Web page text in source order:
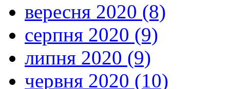
вересня 2020 (8)
серпня 2020 (9)
липня 2020 (9)
червня 2020 (10)